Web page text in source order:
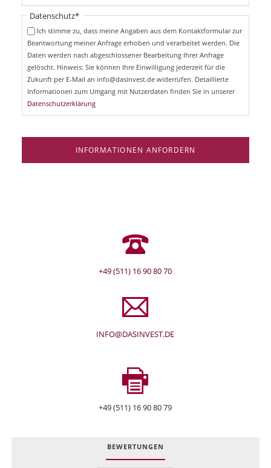
t
f
i
Pflichtfeld
Datenschutz*
Ich stimme zu, dass meine Angaben aus dem Kontaktformular zur
Beantwortung meiner Anfrage erhoben und verarbeitet werden. Die
Daten werden nach abgeschlossener Bearbeitung Ihrer Anfrage
gelöscht. Hinweis: Sie können Ihre Einwilligung jederzeit für die
Zukunft per E-Mail an info@dasinvest.de widerrufen. Detaillierte
Informationen zum Umgang mit Nutzerdaten finden Sie in unserer
Datenschutzerklärung
INFORMATIONEN ANFORDERN
+49 (511) 16 90 80 70
INFO@DASINVEST.DE
+49 (511) 16 90 80 79
BEWERTUNGEN